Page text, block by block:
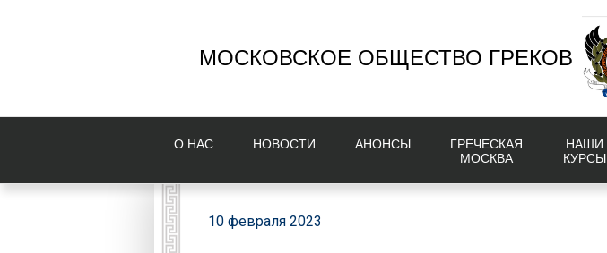
МОСКОВСКОЕ ОБЩЕСТВО ГРЕКОВ
О НAС НОВОСТИ AНОНСЫ
ГРЕЧЕСКАЯ
МОСКВА
НАШИ
КУРСЫ
10 февраля 2023